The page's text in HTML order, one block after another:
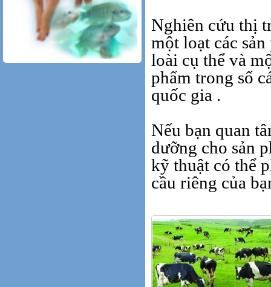
Nghiên cứu thị
một loạt các
loài cụ thể và
phẩm trong số
quốc gia .
Nếu bạn quan
dưỡng cho sản
kỹ thuật có thể
cầu riêng của